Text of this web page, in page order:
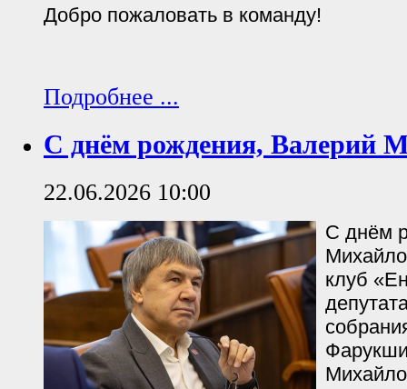
Добро пожаловать в команду!
Подробнее ...
С днём рождения, Валерий
22.06.2026 10:00
С днём
клуб